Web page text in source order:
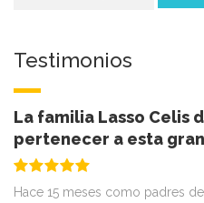
Testimonios
La familia Lasso Celis
pertenecer a esta
Hace 15 meses como padres